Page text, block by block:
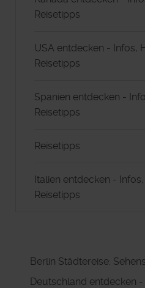
Reisetipps
USA entdecken - Infos,
Reisetipps
Spanien entdecken -
Reisetipps
Reisetipps
Italien entdecken -
Reisetipps
Berlin Städtereise:
Deutschland entdecken